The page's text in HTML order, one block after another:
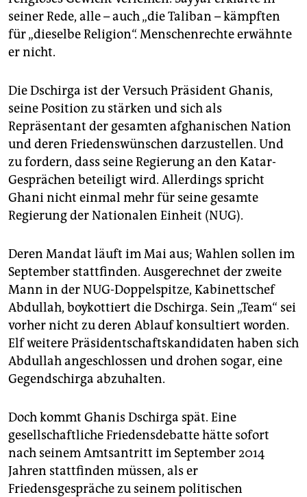
seiner Rede, alle – auch „die Taliban – kämpften
für „dieselbe Religion“. Menschenrechte erwähnte
er nicht.
Die Dschirga ist der Versuch Präsident Ghanis,
seine Position zu stärken und sich als
Repräsentant der gesamten afghanischen Nation
und deren Friedenswünschen darzustellen. Und
zu fordern, dass seine Regierung an den Katar-
Gesprächen beteiligt wird. Allerdings spricht
Ghani nicht einmal mehr für seine gesamte
Regierung der Nationalen Einheit (NUG).
Deren Mandat läuft im Mai aus; Wahlen sollen im
September stattfinden. Ausgerechnet der zweite
Mann in der NUG-Doppelspitze, Kabinettschef
Abdullah, boykottiert die Dschirga. Sein „Team“ sei
vorher nicht zu deren Ablauf konsultiert worden.
Elf weitere Präsidentschaftskandidaten haben sich
Abdullah angeschlossen und drohen sogar, eine
Gegen­dschirga abzuhalten.
Doch kommt Ghanis Dschirga spät. Eine
gesellschaftliche Friedensdebatte hätte sofort
nach seinem Amtsantritt im September 2014
Jahren stattfinden müssen, als er
Friedensgespräche zu seinem politischen